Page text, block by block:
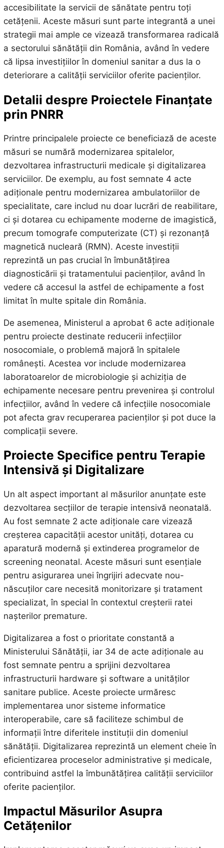
accesibilitate la servicii de sănătate pentru toți
cetățenii. Aceste măsuri sunt parte integrantă a unei
strategii mai ample ce vizează transformarea radicală
a sectorului sănătății din România, având în vedere
că lipsa investițiilor în domeniul sanitar a dus la o
deteriorare a calității serviciilor oferite pacienților.
Detalii despre Proiectele Finanțate
prin PNRR
Printre principalele proiecte ce beneficiază de aceste
măsuri se numără modernizarea spitalelor,
dezvoltarea infrastructurii medicale și digitalizarea
serviciilor. De exemplu, au fost semnate 4 acte
adiționale pentru modernizarea ambulatoriilor de
specialitate, care includ nu doar lucrări de reabilitare,
ci și dotarea cu echipamente moderne de imagistică,
precum tomografe computerizate (CT) și rezonanță
magnetică nucleară (RMN). Aceste investiții
reprezintă un pas crucial în îmbunătățirea
diagnosticării și tratamentului pacienților, având în
vedere că accesul la astfel de echipamente a fost
limitat în multe spitale din România.
De asemenea, Ministerul a aprobat 6 acte adiționale
pentru proiecte destinate reducerii infecțiilor
nosocomiale, o problemă majoră în spitalele
românești. Acestea vor include modernizarea
laboratoarelor de microbiologie și achiziția de
echipamente necesare pentru prevenirea și controlul
infecțiilor, având în vedere că infecțiile nosocomiale
pot afecta grav recuperarea pacienților și pot duce la
complicații severe.
Proiecte Specifice pentru Terapie
Intensivă și Digitalizare
Un alt aspect important al măsurilor anunțate este
dezvoltarea secțiilor de terapie intensivă neonatală.
Au fost semnate 2 acte adiționale care vizează
creșterea capacității acestor unități, dotarea cu
aparatură modernă și extinderea programelor de
screening neonatal. Aceste măsuri sunt esențiale
pentru asigurarea unei îngrijiri adecvate nou-
născuților care necesită monitorizare și tratament
specializat, în special în contextul creșterii ratei
nașterilor premature.
Digitalizarea a fost o prioritate constantă a
Ministerului Sănătății, iar 34 de acte adiționale au
fost semnate pentru a sprijini dezvoltarea
infrastructurii hardware și software a unităților
sanitare publice. Aceste proiecte urmăresc
implementarea unor sisteme informatice
interoperabile, care să faciliteze schimbul de
informații între diferitele instituții din domeniul
sănătății. Digitalizarea reprezintă un element cheie în
eficientizarea proceselor administrative și medicale,
contribuind astfel la îmbunătățirea calității serviciilor
oferite pacienților.
Impactul Măsurilor Asupra
Cetățenilor